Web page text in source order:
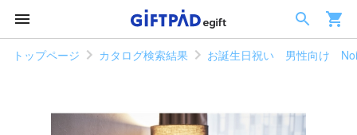
トップページ カタログ検索結果 お誕生日祝い 男性向け